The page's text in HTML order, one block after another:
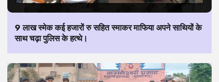
9 लाख स्मेक कई हजारों रु सहित स्माकर माफिया अपने साथियों के
साथ चढ़ा पुलिस के हत्थे।